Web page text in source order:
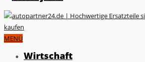
MENÜ
Wirtschaft